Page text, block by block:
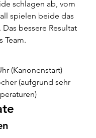
schlagen ab, vom
spielen beide das
bessere Resultat
Team.
(Kanonenstart)
(aufgrund sehr